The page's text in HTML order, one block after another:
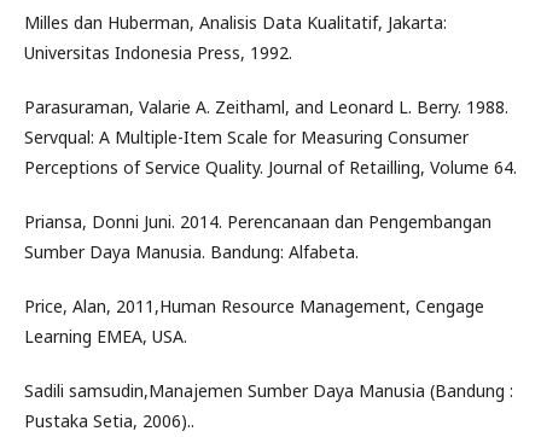
Milles dan Huberman, Analisis Data Kualitatif, Jakarta:
Universitas Indonesia Press, 1992.
Parasuraman, Valarie A. Zeithaml, and Leonard L. Berry. 1988.
Servqual: A Multiple-Item Scale for Measuring Consumer
Perceptions of Service Quality. Journal of Retailling, Volume 64.
Priansa, Donni Juni. 2014. Perencanaan dan Pengembangan
Sumber Daya Manusia. Bandung: Alfabeta.
Price, Alan, 2011,Human Resource Management, Cengage
Learning EMEA, USA.
Sadili samsudin,Manajemen Sumber Daya Manusia (Bandung :
Pustaka Setia, 2006)..